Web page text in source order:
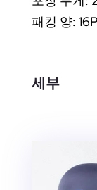
패킹 양:
세부